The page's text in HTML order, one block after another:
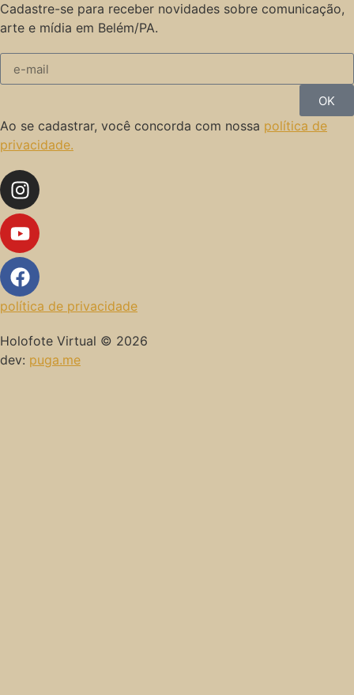
Cadastre-se para receber novidades sobre comunicação,
arte e mídia em Belém/PA.
OK
Ao se cadastrar, você concorda com nossa política de
privacidade.
política de privacidade
Holofote Virtual © 2026
dev: puga.me